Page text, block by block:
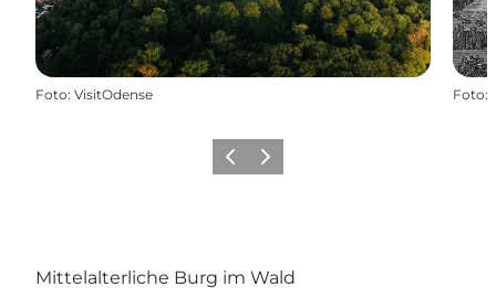
Foto: VisitOdense Foto:
ZurückWeiter
Mittelalterliche Burg im Wald